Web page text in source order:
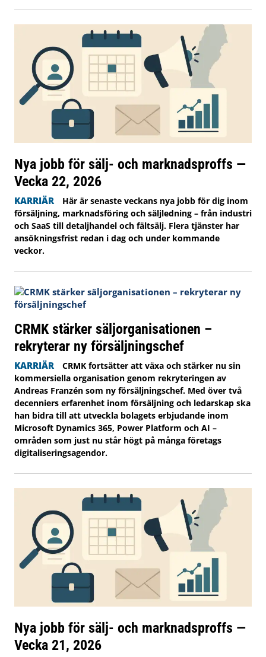
Nya jobb för sälj- och marknadsproffs —
Vecka 22, 2026
KARRIÄR
Här är senaste veckans nya jobb för dig inom
försäljning, marknadsföring och säljledning – från industri
och SaaS till detaljhandel och fältsälj. Flera tjänster har
ansökningsfrist redan i dag och under kommande
veckor.
CRMK stärker säljorganisationen –
rekryterar ny försäljningschef
KARRIÄR
CRMK fortsätter att växa och stärker nu sin
kommersiella organisation genom rekryteringen av
Andreas Franzén som ny försäljningschef. Med över två
decenniers erfarenhet inom försäljning och ledarskap ska
han bidra till att utveckla bolagets erbjudande inom
Microsoft Dynamics 365, Power Platform och AI –
områden som just nu står högt på många företags
digitaliseringsagendor.
Nya jobb för sälj- och marknadsproffs —
Vecka 21, 2026